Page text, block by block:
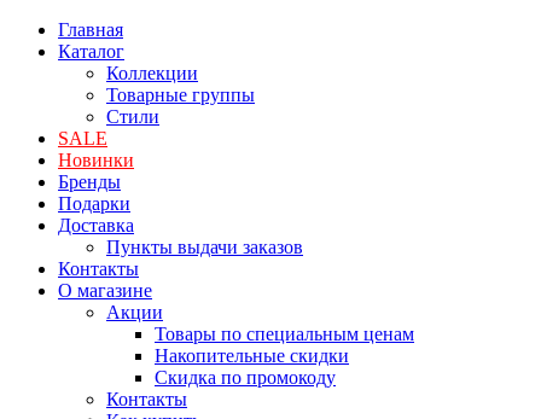
Главная
Каталог
Коллекции
Товарные группы
Стили
SALE
Новинки
Бренды
Подарки
Доставка
Пункты выдачи заказов
Контакты
О магазине
Акции
Товары по специальным ценам
Накопительные скидки
Скидка по промокоду
Контакты